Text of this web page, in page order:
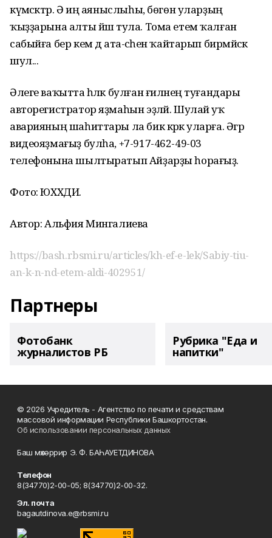
күмәсәктәр. Ә иң аяныслыһы, бөгөн уларҙың
ҡыҙҙарына алты йәш тула. Тома етем ҡалған
сабыйға бер кем дә ата-әсәһен ҡайтарып бирмәйәсәк
шул...
Әлеге ваҡытта һәләк булған ғиләнең туғандары
авторегистратор яҙмаһын эҙләй. Шулай уҡ
аварияның шаһиттары ла бик кәрәк уларға. Әгәр
видеояҙмағыҙ булһа, +7-917-462-49-03
телефонына шылтыратып Айҙарҙы һорағыҙ.
Фото: ЮХХДИ.
Автор: Альфия Мингалиева
https://bash.rbsmi.ru/articles/kh-ef-e-lek/Sabiy-tiu-
an-k-n-nd-etem-aldi-402951/
Партнеры
Фотобанк
журналистов РБ
Рубрика "Еда и
напитки"
© 2026 Учредитель - Агентство по печати и средствам
массовой информации Республики Башкортостан.
Об использовании персональных данных
Баш мөхәррир Э. Ф. БАҺАУЕТДИНОВА
Телефон
8(34770)2-00-05; 8(34770)2-00-32.
Эл. почта
bagautdinova.e@rbsmi.ru